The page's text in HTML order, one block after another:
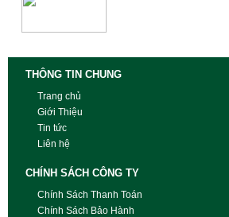
THÔNG TIN CHUNG
Trang chủ
Giới Thiệu
Tin tức
Liên hệ
CHÍNH SÁCH CÔNG TY
Chính Sách Thanh Toán
Chính Sách Bảo Hành